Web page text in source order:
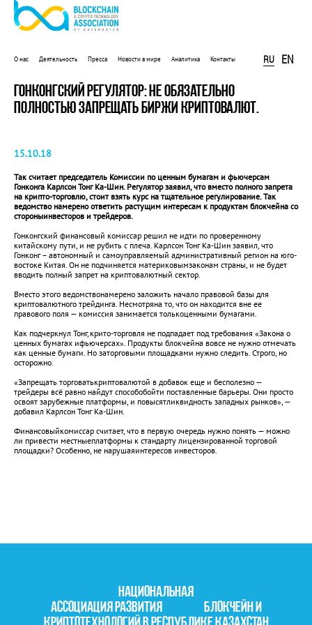
О нас Деятельность Пресса Новости в мире Аналитика Контакты RU EN
ГОНКОНГСКИЙ РЕГУЛЯТОР: НЕ ОБЯЗАТЕЛЬНО
ПОЛНОСТЬЮ ЗАПРЕЩАТЬ БИРЖИ КРИПТОВАЛЮТ.
15.10.18
Так считает председатель Комиссии по ценным бумагам и фьючерсам
Гонконга Карлсон Тонг Ка-Шин. Регулятор заявил, что вместо полного запрета
на крипто-торговлю, стоит взять курс на тщательное регулирование. Так
ведомство намерено ответить растущим интересам к продуктам блокчейна со
стороныинвесторов и трейдеров.
Гонконгский финансовый комиссар решил не идти по проверенному
китайскому пути, и не рубить с плеча. Карлсон Тонг Ка-Шин заявил, что
Гонконг – автономный и самоуправляемый административный регион на юго-
востоке Китая. Он не подчиняется материковымзаконам страны, и не будет
вводить полный запрет на криптовалютный сектор.
Вместо этого ведомствонамерено заложить начало правовой базы для
криптовалютного трейдинга. Несмотряна то, что он находится вне ее
правового поля — комиссия занимается толькоценными бумагами.
Как подчеркнул Тонг,крито-торговля не подпадает под требования «Закона о
ценных бумагах ифьючерсах». Продукты блокчейна вовсе не нужно отмечать
как ценные бумаги. Но заторговыми площадками нужно следить. Строго, но
осторожно.
«Запрещать торговатькриптовалютой в добавок еще и бесполезно —
трейдеры всё равно найдут способобойти поставленные барьеры. Они просто
освоят зарубежные платформы, и повысятликвидность западных рынков», —
добавил Карлсон Тонг Ка-Шин.
Финансовыйкомиссар считает, что в первую очередь нужно понять — можно
ли привести местныеплатформы к стандарту лицензированной торговой
площадки? Особенно, не нарушаяинтересов инвесторов.
НАЦИОНАЛЬНАЯ
АССОЦИАЦИЯ РАЗВИТИЯ БЛОКЧЕЙН И